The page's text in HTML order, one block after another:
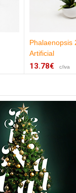
Phalaenopsis
Artificial
13.78€ c/iva